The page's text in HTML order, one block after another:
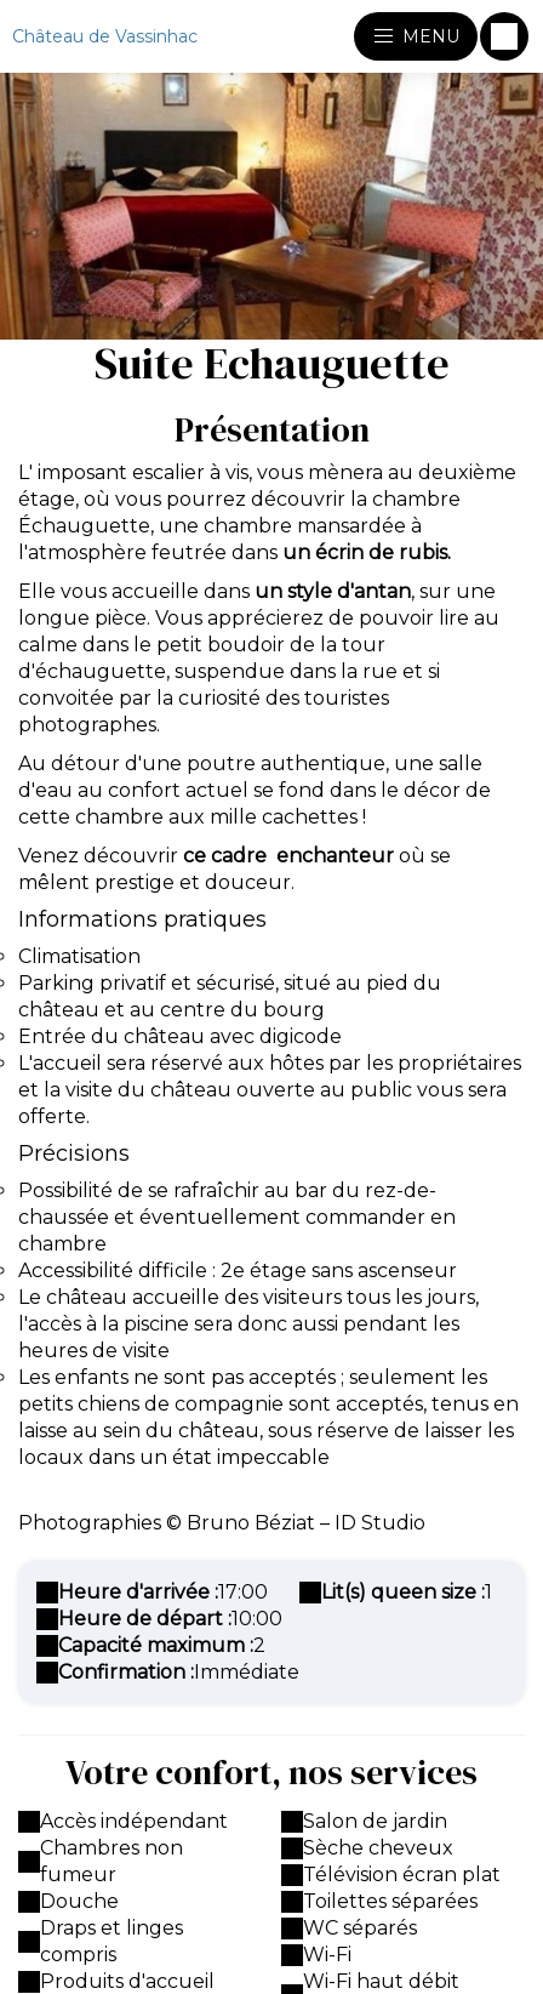
Château de Vassinhac MENU
Suite Echauguette
Présentation
L' imposant escalier à vis, vous mènera au deuxième
étage, où vous pourrez découvrir la chambre
Échauguette, une chambre mansardée à
l'atmosphère feutrée dans un écrin de rubis.
Elle vous accueille dans un style d'antan, sur une
longue pièce. Vous apprécierez de pouvoir lire au
calme dans le petit boudoir de la tour
d'échauguette, suspendue dans la rue et si
convoitée par la curiosité des touristes
photographes.
Au détour d'une poutre authentique, une salle
d'eau au confort actuel se fond dans le décor de
cette chambre aux mille cachettes !
Venez découvrir ce cadre enchanteur où se
mêlent prestige et douceur.
Informations pratiques
Climatisation
Parking privatif et sécurisé, situé au pied du
château et au centre du bourg
Entrée du château avec digicode
L'accueil sera réservé aux hôtes par les propriétaires
et la visite du château ouverte au public vous sera
offerte.
Précisions
Possibilité de se rafraîchir au bar du rez-de-
chaussée et éventuellement commander en
chambre
Accessibilité difficile : 2e étage sans ascenseur
Le château accueille des visiteurs tous les jours,
l'accès à la piscine sera donc aussi pendant les
heures de visite
Les enfants ne sont pas acceptés ; seulement les
petits chiens de compagnie sont acceptés, tenus en
laisse au sein du château, sous réserve de laisser les
locaux dans un état impeccable
Photographies © Bruno Béziat – ID Studio
Heure d'arrivée :17:00
Heure de départ :10:00
Capacité maximum :2
Confirmation :Immédiate
Lit(s) queen size :1
Votre confort, nos services
Accès indépendant
Chambres non
fumeur
Douche
Draps et linges
compris
Produits d'accueil
Salon de jardin
Sèche cheveux
Télévision écran plat
Toilettes séparées
WC séparés
Wi-Fi
Wi-Fi haut débit